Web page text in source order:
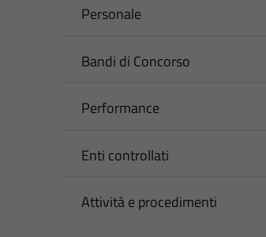
Personale
Bandi di Concorso
Performance
Enti controllati
Attività e procedimenti